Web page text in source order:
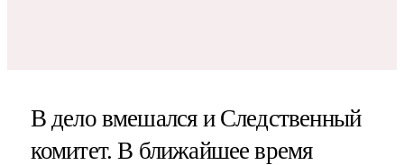
В дело вмешался и Следственный
комитет. В ближайшее время